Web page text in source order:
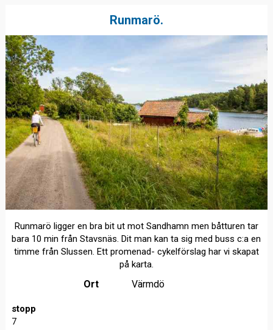
Runmarö.
Runmarö ligger en bra bit ut mot Sandhamn men båtturen tar
bara 10 min från Stavsnäs. Dit man kan ta sig med buss c:a en
timme från Slussen. Ett promenad- cykelförslag har vi skapat
på karta.
Ort Värmdö
stopp
7